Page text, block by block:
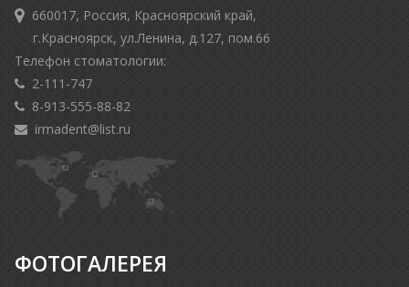
660017, Россия, Красноярский край,
г.Красноярск, ул.Ленина, д.127, пом.66
Телефон стоматологии:
2-111-747
8-913-555-88-82
irmadent@list.ru
ФОТОГАЛЕРЕЯ